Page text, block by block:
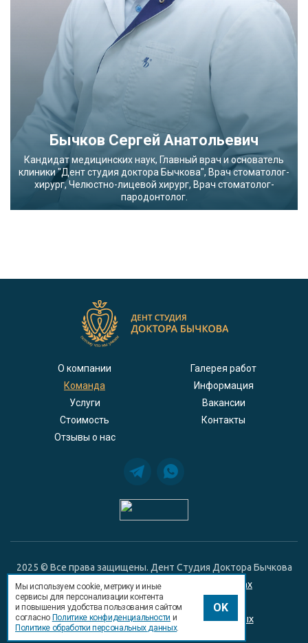
Бычков Сергей Анатольевич
Кандидат медицинских наук, Главный врач и основатель
клиники "Дент студия доктора Бычкова", Врач стоматолог-
хирург, Челюстно-лицевой хирург, Врач стоматолог-
пародонтолог.
О компании
Команда
Услуги
Стоимость
Отзывы о нас
Галерея работ
Информация
Вакансии
Контакты
2025 © Все права защищены. Дент Студия Доктора Бычкова
Положение о гарантийных обязательствах
Политика конфиденциальности
Политика обработки персональных данных
Мы используем cookie, метрику и иные
сервисы для персонализации контента
и повышения удобства пользования сайтом
согласно Политике конфиденциальности и
Политике обработки персональных данных.
OK